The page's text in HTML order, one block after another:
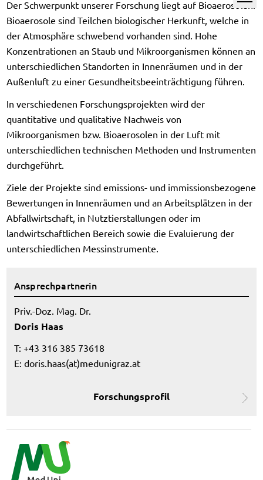
Der Schwerpunkt unserer Forschung liegt auf Bioaerosolen.
Bioaerosole sind Teilchen biologischer Herkunft, welche in
der Atmosphäre schwebend vorhanden sind. Hohe
Konzentrationen an Staub und Mikroorganismen können an
unterschiedlichen Standorten in Innenräumen und in der
Außenluft zu einer Gesundheitsbeeinträchtigung führen.
In verschiedenen Forschungsprojekten wird der
quantitative und qualitative Nachweis von
Mikroorganismen bzw. Bioaerosolen in der Luft mit
unterschiedlichen technischen Methoden und Instrumenten
durchgeführt.
Ziele der Projekte sind emissions- und immissionsbezogene
Bewertungen in Innenräumen und an Arbeitsplätzen in der
Abfallwirtschaft, in Nutztierstallungen oder im
landwirtschaftlichen Bereich sowie die Evaluierung der
unterschiedlichen Messinstrumente.
Ansprechpartnerin
Priv.-Doz. Mag. Dr.
Doris Haas
T: +43 316 385 73618
E: doris.haas(at)medunigraz.at
Forschungsprofil